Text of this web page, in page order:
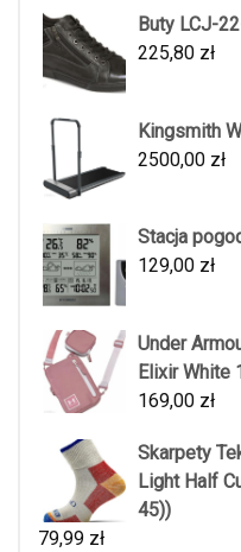
Buty LCJ-
225,80 zł
Kingsmith
2500,00 zł
Stacja
129,00 zł
Under
Elixir White
169,00 zł
Skarpety
Light Half
45))
79,99 zł